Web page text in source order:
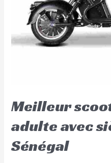
Meilleur
adulte avec
Sénégal